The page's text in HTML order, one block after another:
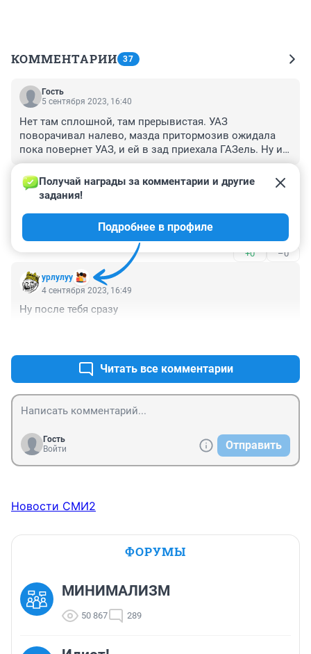
КОММЕНТАРИИ 37
Гость
5 сентября 2023, 16:40
Нет там сплошной, там прерывистая. УАЗ
поворачивал налево, мазда притормозив ожидала
пока повернет УАЗ, и ей в зад приехала ГАЗель. Ну и
мазда отлетела в УАЗик. Газелисту нужно было
соблюдать дистанцию и на дорогу смотреть.
–0
Гость
Я поражëн и обескуражен.
+0 –0
урлулуу
Получай награды за комментарии и другие
задания!
Подробнее в профиле
4 сентября 2023, 16:49
Ну после тебя сразу
Читать все комментарии
Гость
Войти
Отправить
Новости СМИ2
ФОРУМЫ
МИНИМАЛИЗМ
50 867 289